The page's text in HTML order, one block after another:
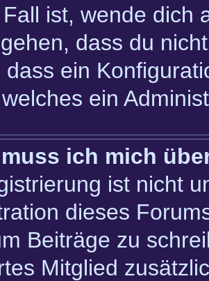
ist, wende dich
dass du
dass ein
ein
muss ich mich
ist nicht
dieses
Beiträge zu
Mitglied